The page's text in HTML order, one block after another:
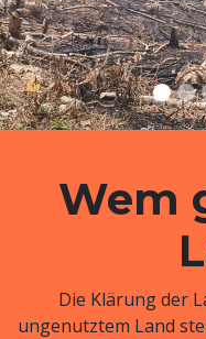
Wem
Die Klärung der
ungenutztem Land